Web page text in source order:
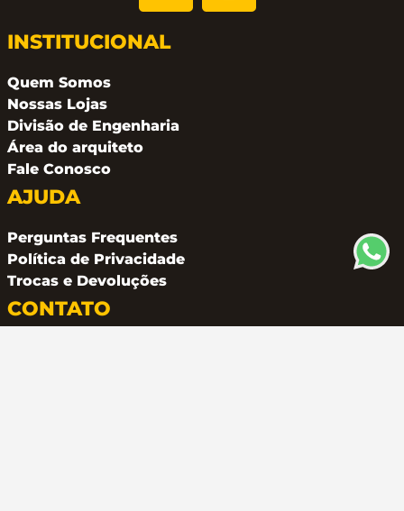
INSTITUCIONAL
Quem Somos
Nossas Lojas
Divisão de Engenharia
Área do arquiteto
Fale Conosco
AJUDA
Perguntas Frequentes
Política de Privacidade
Trocas e Devoluções
CONTATO